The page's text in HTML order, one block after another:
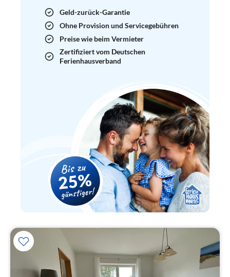
Geld-zurück-Garantie
Ohne Provision und Servicegebühren
Preise wie beim Vermieter
Zertifiziert vom Deutschen
Ferienhausverband